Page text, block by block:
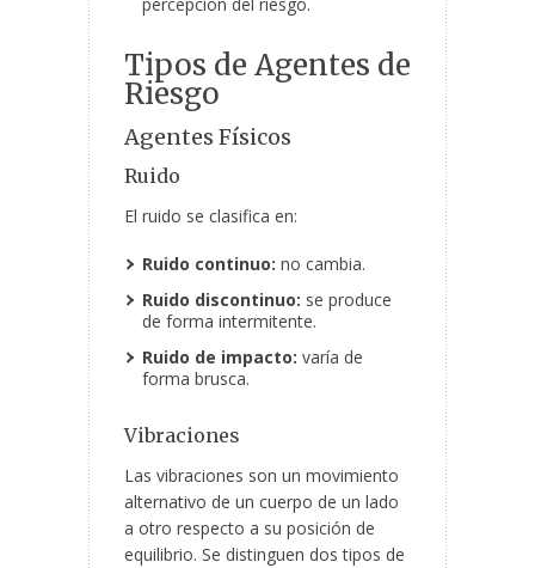
percepción del riesgo.
Tipos de Agentes de
Riesgo
Agentes Físicos
Ruido
El ruido se clasifica en:
Ruido continuo: no cambia.
Ruido discontinuo: se produce
de forma intermitente.
Ruido de impacto: varía de
forma brusca.
Vibraciones
Las vibraciones son un movimiento
alternativo de un cuerpo de un lado
a otro respecto a su posición de
equilibrio. Se distinguen dos tipos de